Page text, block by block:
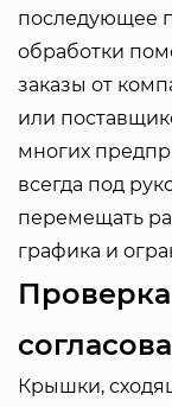
последующее
обработки
заказы от
или
многих
всегда под
перемещать
графика и
Проверка
Крышки,